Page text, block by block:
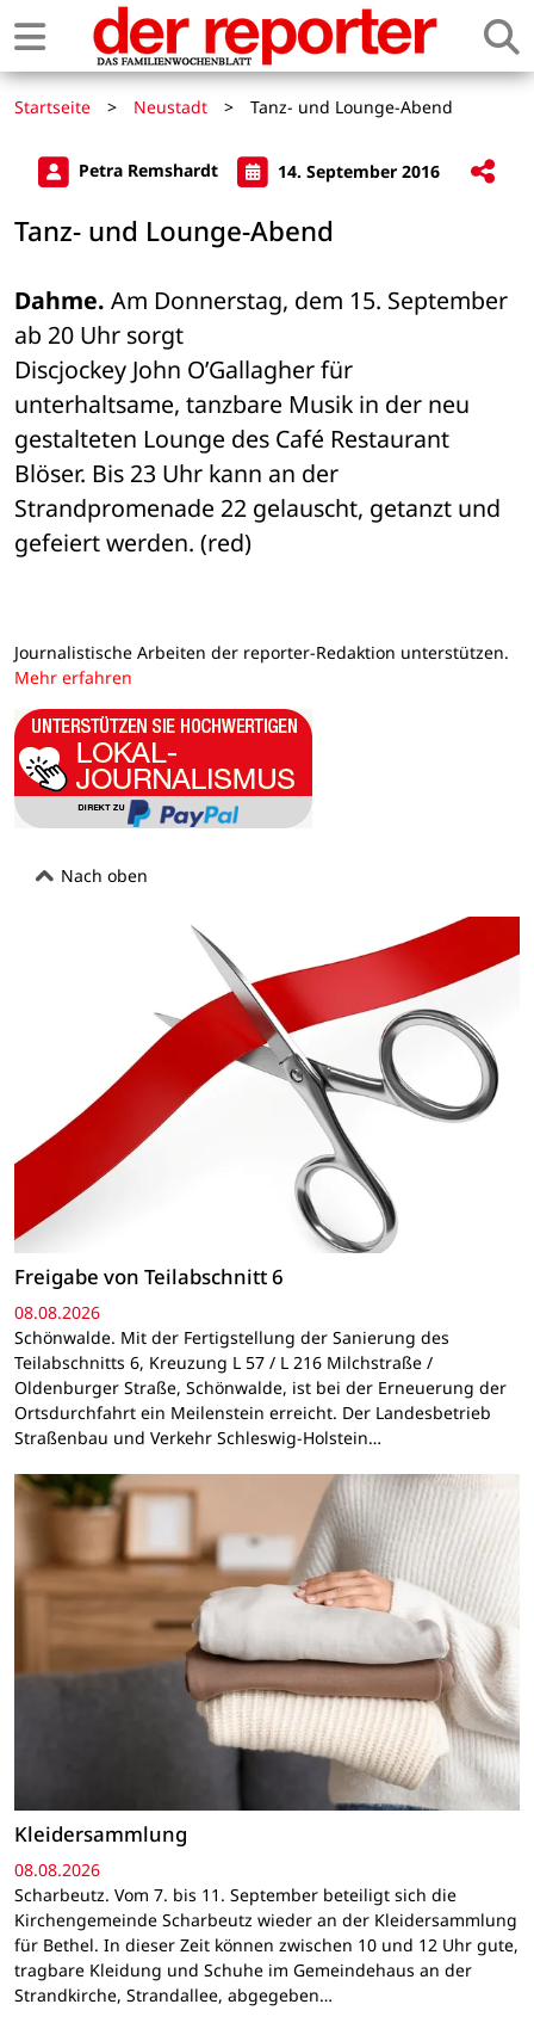
Startseite > Neustadt > Tanz- und Lounge-Abend
Petra Remshardt 14. September 2016
Tanz- und Lounge-Abend
Dahme. Am Donnerstag, dem 15. September
ab 20 Uhr sorgt
Discjockey John O’Gallagher für
unterhaltsame, tanzbare Musik in der neu
gestalteten Lounge des Café Restaurant
Blöser. Bis 23 Uhr kann an der
Strandpromenade 22 gelauscht, getanzt und
gefeiert werden. (red)
Journalistische Arbeiten der reporter-Redaktion unterstützen.
Mehr erfahren
Nach oben
Freigabe von Teilabschnitt 6
08.08.2026
Schönwalde. Mit der Fertigstellung der Sanierung des
Teilabschnitts 6, Kreuzung L 57 / L 216 Milchstraße /
Oldenburger Straße, Schönwalde, ist bei der Erneuerung der
Ortsdurchfahrt ein Meilenstein erreicht. Der Landesbetrieb
Straßenbau und Verkehr Schleswig-Holstein…
Kleidersammlung
08.08.2026
Scharbeutz. Vom 7. bis 11. September beteiligt sich die
Kirchengemeinde Scharbeutz wieder an der Kleidersammlung
für Bethel. In dieser Zeit können zwischen 10 und 12 Uhr gute,
tragbare Kleidung und Schuhe im Gemeindehaus an der
Strandkirche, Strandallee, abgegeben…